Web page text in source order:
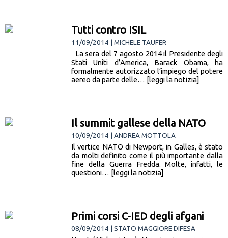
Tutti contro ISIL
11/09/2014 | MICHELE TAUFER
La sera del 7 agosto 2014 il Presidente degli
Stati Uniti d’America, Barack Obama, ha
formalmente autorizzato l’impiego del potere
aereo da parte delle… [leggi la notizia]
Il summit gallese della NATO
10/09/2014 | ANDREA MOTTOLA
Il vertice NATO di Newport, in Galles, è stato
da molti definito come il più importante dalla
fine della Guerra Fredda. Molte, infatti, le
questioni… [leggi la notizia]
Primi corsi C-IED degli afgani
08/09/2014 | STATO MAGGIORE DIFESA